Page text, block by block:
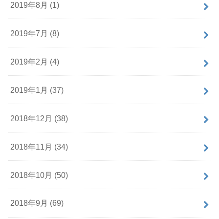
2019年8月 (1)
2019年7月 (8)
2019年2月 (4)
2019年1月 (37)
2018年12月 (38)
2018年11月 (34)
2018年10月 (50)
2018年9月 (69)